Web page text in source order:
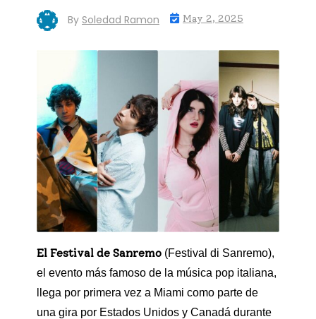
By Soledad Ramon May 2, 2025
El Festival de Sanremo (Festival di Sanremo),
el evento más famoso de la música pop italiana,
llega por primera vez a Miami como parte de
una gira por Estados Unidos y Canadá durante